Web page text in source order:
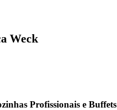
Weck
Profissionais e Buffets